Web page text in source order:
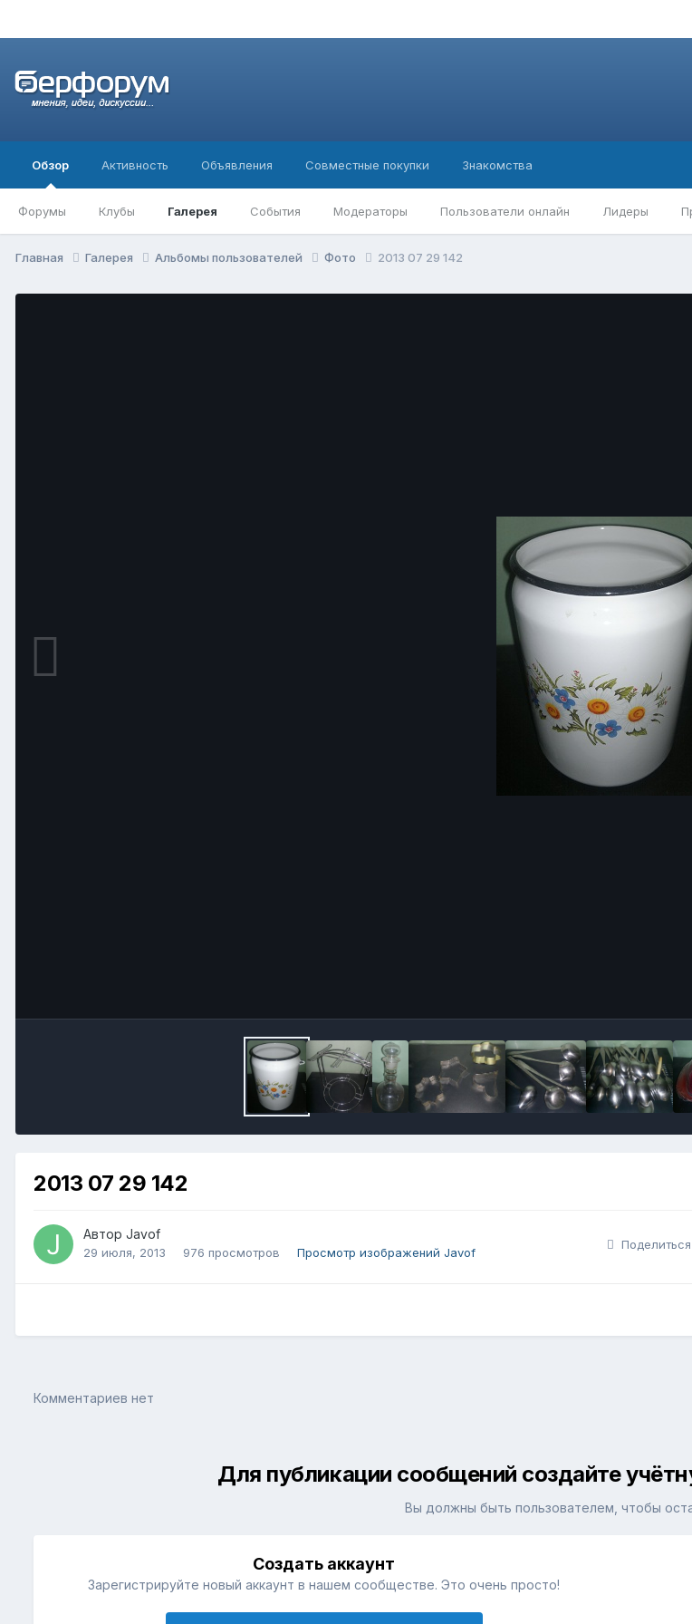
Обзор
Форумы Клубы Галерея События Модераторы Пользователи онлайн Лидеры
Активность Объявления Совместные покупки Знакомства
Главная Галерея Альбомы пользователей Фото 2013 07 29 142
2013 07 29 142
Автор Javof
29 июля, 2013 976 просмотров Просмотр изображений Javof
Поделиться
Комментариев нет
Для публикации сообщений создайте
Вы должны быть пользователем, чтобы
Создать аккаунт
Зарегистрируйте новый аккаунт в нашем сообществе. Это очень просто!